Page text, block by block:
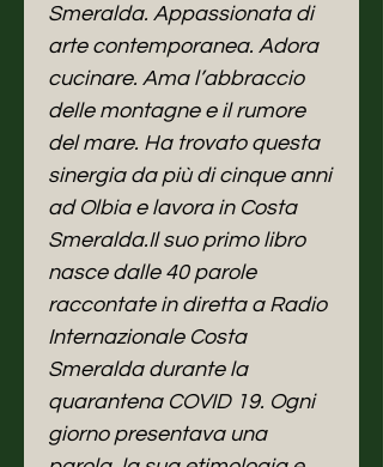
Smeralda. Appassionata di
arte contemporanea. Adora
cucinare. Ama l’abbraccio
delle montagne e il rumore
del mare. Ha trovato questa
sinergia da più di cinque anni
ad Olbia e lavora in Costa
Smeralda.Il suo primo libro
nasce dalle 40 parole
raccontate in diretta a Radio
Internazionale Costa
Smeralda durante la
quarantena COVID 19. Ogni
giorno presentava una